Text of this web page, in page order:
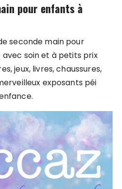
pour enfants à
seconde main pour
soin et à petits prix
jeux, livres, chaussures,
exposants péi